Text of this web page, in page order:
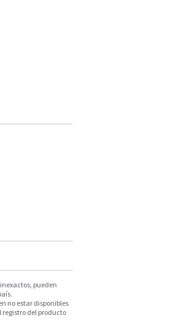
pueden
no estar disponibles
del producto